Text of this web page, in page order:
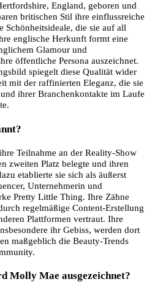
England, geboren und
britischen Stil ihre einflussreiche
Schönheitsideale, die sie auf all
englische Herkunft formt eine
Glamour und
öffentliche Persona auszeichnet.
spiegelt diese Qualität wider
mit der raffinierten Eleganz, die sie
ihrer Branchenkontakte im Laufe
Teilnahme an der Reality-Show
zweiten Platz belegte und ihren
etablierte sie sich als äußerst
Unternehmerin und
Pretty Little Thing. Ihre Zähne
regelmäßige Content-Erstellung
Plattformen vertraut. Ihre
ihr Gebiss, werden dort
maßgeblich die Beauty-Trends
Molly Mae ausgezeichnet?